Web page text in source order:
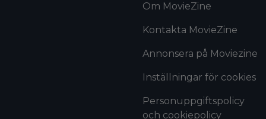
Om MovieZine
Kontakta MovieZine
Annonsera på Moviezine
Inställningar för cookies
Personuppgiftspolicy
och cookiepolicy